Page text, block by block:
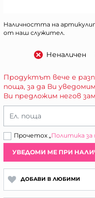
Наличността на
от наш служител.
Неналичен
Продуктът вече е
поща, за да Ви
Ви предложим негов
Ел. поща
Прочетох „Политика
УВЕДОМИ МЕ ПРИ
ДОБАВИ В ЛЮБИМИ